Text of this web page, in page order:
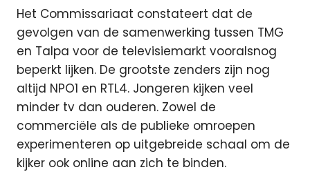
Het Commissariaat constateert dat de
gevolgen van de samenwerking tussen TMG
en Talpa voor de televisiemarkt vooralsnog
beperkt lijken. De grootste zenders zijn nog
altijd NPO1 en RTL4. Jongeren kijken veel
minder tv dan ouderen. Zowel de
commerciële als de publieke omroepen
experimenteren op uitgebreide schaal om de
kijker ook online aan zich te binden.